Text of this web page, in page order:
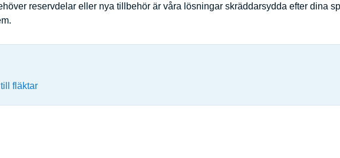
reservdelar eller nya tillbehör är våra lösningar skräddarsydda efter dina
fläktar